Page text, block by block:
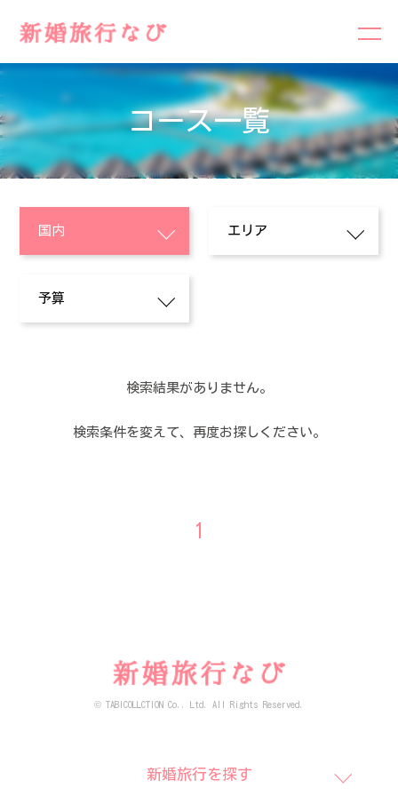
コース一覧
検索結果がありません。
検索条件を変えて、再度お探しください。
1
© TABICOLLCTION Co., Ltd. All Rights Reserved.
新婚旅行を探す